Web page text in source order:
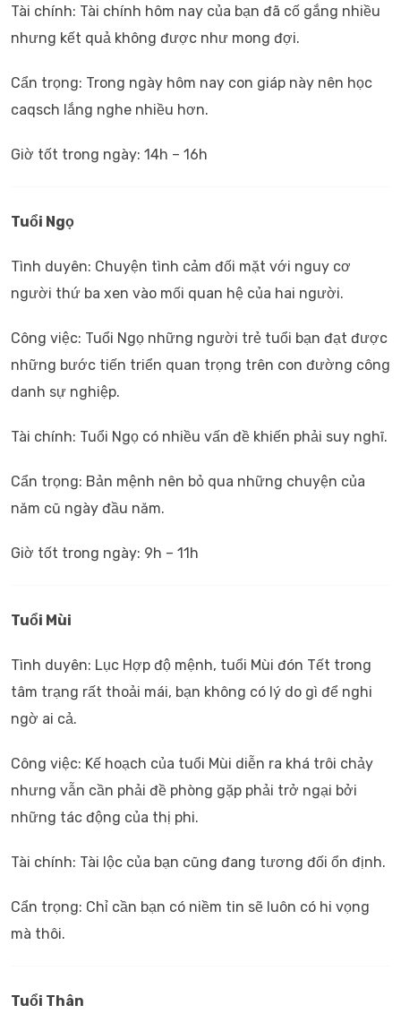
Tài chính: Tài chính hôm nay của bạn đã cố gắng nhiều
nhưng kết quả không được như mong đợi.
Cẩn trọng: Trong ngày hôm nay con giáp này nên học
caqsch lắng nghe nhiều hơn.
Giờ tốt trong ngày: 14h – 16h
Tuổi Ngọ
Tình duyên: Chuyện tình cảm đối mặt với nguy cơ
người thứ ba xen vào mối quan hệ của hai người.
Công việc: Tuổi Ngọ những người trẻ tuổi bạn đạt được
những bước tiến triển quan trọng trên con đường công
danh sự nghiệp.
Tài chính: Tuổi Ngọ có nhiều vấn đề khiến phải suy nghĩ.
Cẩn trọng: Bản mệnh nên bỏ qua những chuyện của
năm cũ ngày đầu năm.
Giờ tốt trong ngày: 9h – 11h
Tuổi Mùi
Tình duyên: Lục Hợp độ mệnh, tuổi Mùi đón Tết trong
tâm trạng rất thoải mái, bạn không có lý do gì để nghi
ngờ ai cả.
Công việc: Kế hoạch của tuổi Mùi diễn ra khá trôi chảy
nhưng vẫn cần phải đề phòng gặp phải trở ngại bởi
những tác động của thị phi.
Tài chính: Tài lộc của bạn cũng đang tương đối ổn định.
Cẩn trọng: Chỉ cần bạn có niềm tin sẽ luôn có hi vọng
mà thôi.
Tuổi Thân